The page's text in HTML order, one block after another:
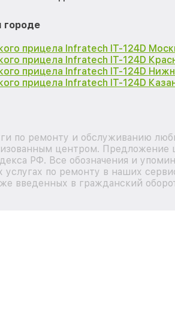
городе
прицела Infratech IT-124D
прицела Infratech IT-124D
прицела Infratech IT-124D
прицела Infratech IT-124D
по ремонту и обслуживанию
центром.
РФ. Все обозначения и
услугах по ремонту в наших
введенных в гражданский